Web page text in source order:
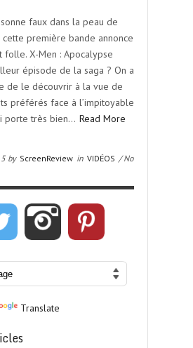
faux dans la peau de
cette première bande annonce
folle. X-Men : Apocalypse
épisode de la saga ? On a
de le découvrir à la vue de
préférés face à l’impitoyable
porte très bien… Read More
by ScreenReview in VIDÉOS / No
Translate